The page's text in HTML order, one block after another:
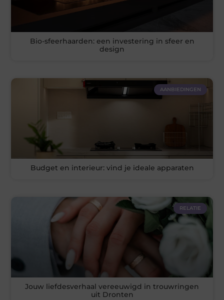
Bio-sfeerhaarden: een investering in sfeer en
design
AANBIEDINGEN
Budget en interieur: vind je ideale apparaten
RELATIE
Jouw liefdesverhaal vereeuwigd in trouwringen
uit Dronten